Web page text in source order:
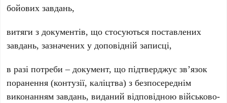
бойових завдань,
витяги з документів, що стосуються поставлених
завдань, зазначених у доповідній записці,
в разі потреби – документ, що підтверджує зв’язок
поранення (контузії, каліцтва) з безпосереднім
виконанням завдань, виданий відповідною військово-